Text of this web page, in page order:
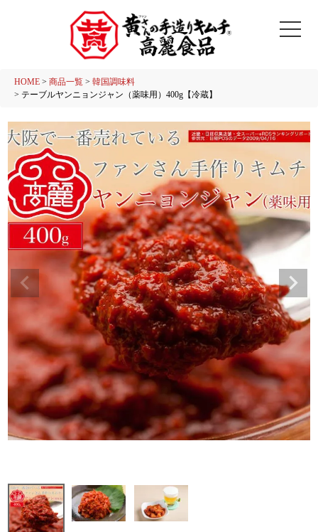
検索
HOME 商品一覧
韓国調味料
テーブルヤンニョンジャン（薬味用）400g【冷蔵】